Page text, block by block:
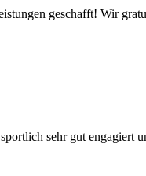
geschafft! Wir
sehr gut engagiert